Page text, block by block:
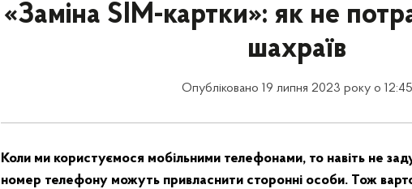
«Заміна SIM-картки»: як не
шахраїв
Опубліковано 19 липня 2023 року о 12:45
Коли ми користуємося мобільними телефонами, то навіть не
номер телефону можуть привласнити сторонні особи. Тож